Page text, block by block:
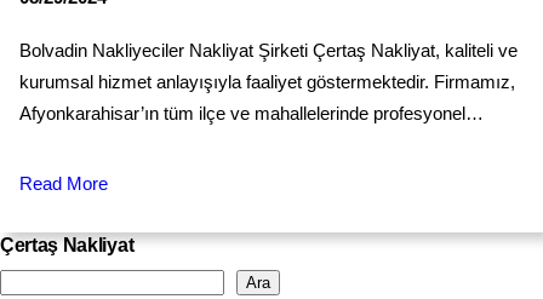
Bolvadin Nakliyeciler Nakliyat Şirketi Çertaş Nakliyat, kaliteli ve
kurumsal hizmet anlayışıyla faaliyet göstermektedir. Firmamız,
Afyonkarahisar’ın tüm ilçe ve mahallelerinde profesyonel…
Read More
Çertaş Nakliyat
Ara